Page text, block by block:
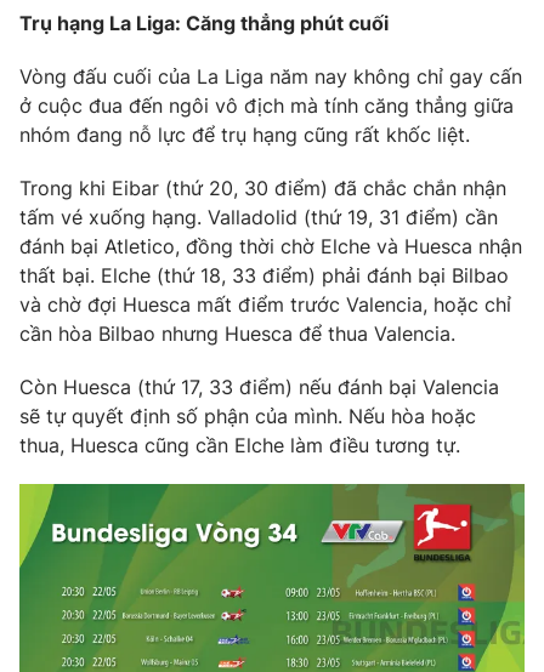
Tổng Biên tập:Vũ Thanh Thủy
Nguyễn Trọng Ninh
Tổng đài VTV:024.38 355 931 - 024.38 355 932
Ðiện thoại Thời báo VTV: 024.66 897 897
toasoan@vtv.vn
Liên hệ quảng cáo:024-7300.7108
® Cấm sao chép dưới mọi hình thức nếu không có sự chấp
thuận bằng văn bản. Ghi rõ nguồn VTV.vn khi phát hành lại
thông tin từ website này.
Trụ hạng La Liga: Căng thẳng phút cuối
Vòng đấu cuối của La Liga năm nay không chỉ gay cấn
ở cuộc đua đến ngôi vô địch mà tính căng thẳng giữa
nhóm đang nỗ lực để trụ hạng cũng rất khốc liệt.
Trong khi Eibar (thứ 20, 30 điểm) đã chắc chắn nhận
tấm vé xuống hạng. Valladolid (thứ 19, 31 điểm) cần
đánh bại Atletico, đồng thời chờ Elche và Huesca nhận
thất bại. Elche (thứ 18, 33 điểm) phải đánh bại Bilbao
và chờ đợi Huesca mất điểm trước Valencia, hoặc chỉ
cần hòa Bilbao nhưng Huesca để thua Valencia.
Còn Huesca (thứ 17, 33 điểm) nếu đánh bại Valencia
sẽ tự quyết định số phận của mình. Nếu hòa hoặc
thua, Huesca cũng cần Elche làm điều tương tự.